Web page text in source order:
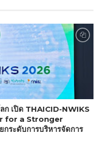
ก เปิด THAICID-NWIKS
for a Stronger
ระดับการบริหารจัดการ